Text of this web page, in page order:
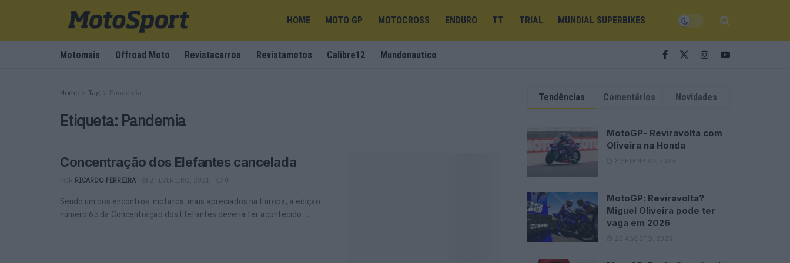
HOME MOTO GP MOTOCROSS ENDURO TT TRIAL MUNDIAL SUPERBIKES
Motomais Offroad Moto Revistacarros Revistamotos Calibre12 Mundonautico
Home Tag Pandemia
Etiqueta: Pandemia
Concentração dos Elefantes cancelada
RICARDO FERREIRA 2 FEVEREIRO, 2021 0
Sendo um dos encontros ‘motards’ mais apreciados na Europa, a edição
número 65 da Concentração dos Elefantes deveria ter acontecido ...
Tendências Comentários Novidades
MotoGP- Reviravolta com
Oliveira na Honda
8 SETEMBRO, 2025
MotoGP: Reviravolta?
Miguel Oliveira pode ter
vaga em 2026
28 AGOSTO, 2025